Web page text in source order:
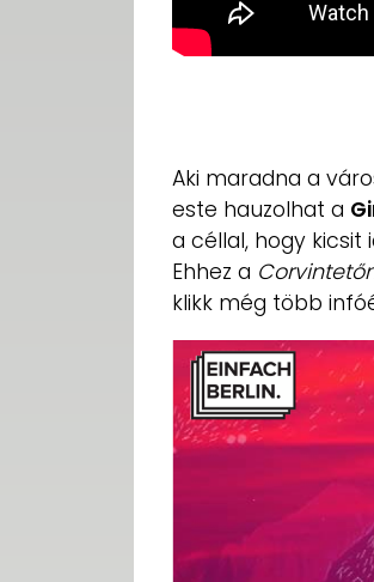
Aki maradna a
este hauzolhat a
a céllal, hogy
Ehhez a
klikk még több